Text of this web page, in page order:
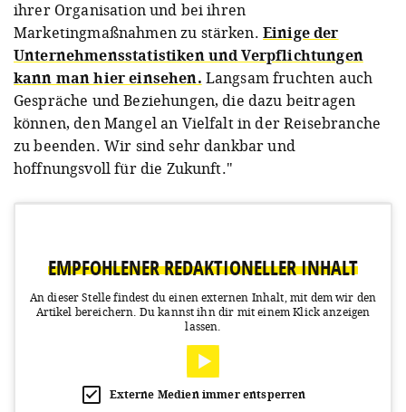
ihrer Organisation und bei ihren
Marketingmaßnahmen zu stärken. Einige der
Unternehmensstatistiken und Verpflichtungen
kann man hier einsehen. Langsam fruchten auch
Gespräche und Beziehungen, die dazu beitragen
können, den Mangel an Vielfalt in der Reisebranche
zu beenden. Wir sind sehr dankbar und
hoffnungsvoll für die Zukunft."
EMPFOHLENER REDAKTIONELLER INHALT
An dieser Stelle findest du einen externen Inhalt, mit dem wir den
Artikel bereichern. Du kannst ihn dir mit einem Klick anzeigen
lassen.
Externe Medien immer entsperren